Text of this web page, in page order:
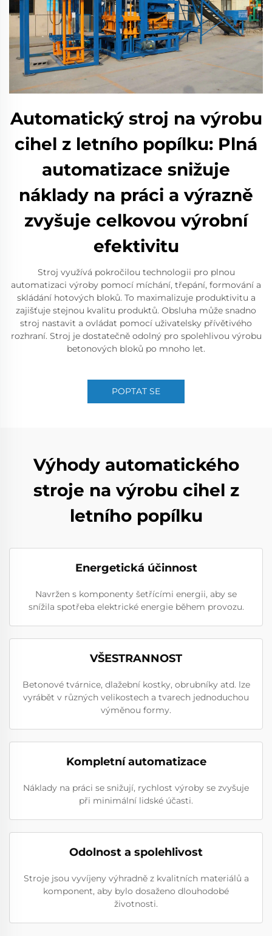
Automatický stroj na výrobu
cihel z letního popílku: Plná
automatizace snižuje
náklady na práci a výrazně
zvyšuje celkovou výrobní
efektivitu
Stroj využívá pokročilou technologii pro plnou
automatizaci výroby pomocí míchání, třepání, formování a
skládání hotových bloků. To maximalizuje produktivitu a
zajišťuje stejnou kvalitu produktů. Obsluha může snadno
stroj nastavit a ovládat pomocí uživatelsky přívětivého
rozhraní. Stroj je dostatečně odolný pro spolehlivou výrobu
betonových bloků po mnoho let.
POPTAT SE
Výhody automatického
stroje na výrobu cihel z
letního popílku
Energetická účinnost
Navržen s komponenty šetřícími energii, aby se
snížila spotřeba elektrické energie během provozu.
VŠESTRANNOST
Betonové tvárnice, dlažební kostky, obrubníky atd. lze
vyrábět v různých velikostech a tvarech jednoduchou
výměnou formy.
Kompletní automatizace
Náklady na práci se snižují, rychlost výroby se zvyšuje
při minimální lidské účasti.
Odolnost a spolehlivost
Stroje jsou vyvíjeny výhradně z kvalitních materiálů a
komponent, aby bylo dosaženo dlouhodobé
životnosti.